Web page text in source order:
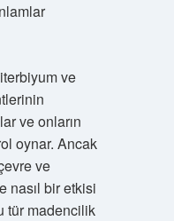
ve
ve onların
oynar. Ancak
ve
nasıl bir etkisi
tür madencilik